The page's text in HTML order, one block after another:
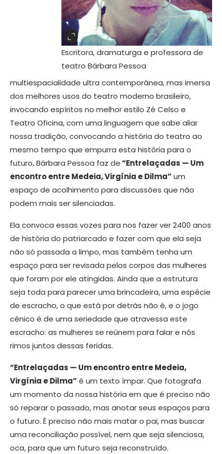
Escritora, dramaturga e professora de
teatro Bárbara Pessoa
multiespacialidade ultra contemporânea, mas imersa
dos melhores usos do teatro moderno brasileiro,
invocando espíritos no melhor estilo Zé Celso e
Teatro Oficina, com uma linguagem que sabe aliar
nossa tradição, convocando a história do teatro ao
mesmo tempo que empurra esta história para o
futuro, Bárbara Pessoa faz de“Entrelaçadas — Um
encontro entre Medeia, Virgínia e Dilma”um
espaço de acolhimento para discussões que não
podem mais ser silenciadas.
Ela convoca essas vozes para nos fazer ver 2400 anos
de história do patriarcado e fazer com que ela seja
não só passada a limpo, mas também tenha um
espaço para ser revisada pelos corpos das mulheres
que foram por ele atingidas. Ainda que a estrutura
seja toda para parecer uma brincadeira, uma espécie
de escracho, o que está por detrás não é, e o jogo
cênico é de uma seriedade que atravessa este
escracho: as mulheres se reúnem para falar e nós
rimos juntos dessas feridas.
“Entrelaçadas — Um encontro entre Medeia,
Virgínia e Dilma”é um texto ímpar. Que fotografa
um momento da nossa história em que é preciso não
só reparar o passado, mas anotar seus espaços para
o futuro. É preciso não mais matar o pai, mas buscar
uma reconciliação possível, nem que seja silenciosa,
oca, para que um futuro seja reconstruído.